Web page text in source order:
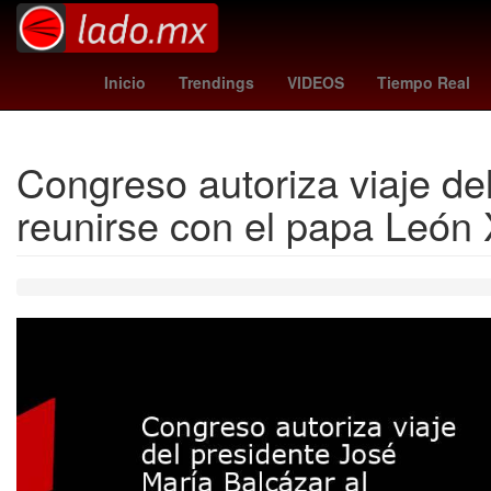
Inicio Trendings VIDEOS Tiempo Real
wolves vs port vale Selección de fútbol de Irlanda 27
Congreso autoriza viaje
reunirse con el papa León